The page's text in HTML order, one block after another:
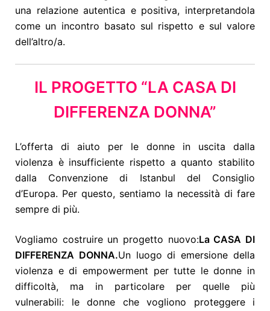
una relazione autentica e positiva, interpretandola
come un incontro basato sul rispetto e sul valore
dell’altro/a.
IL PROGETTO “LA CASA DI
DIFFERENZA DONNA”
L’offerta di aiuto per le donne in uscita dalla
violenza è insufficiente rispetto a quanto stabilito
dalla Convenzione di Istanbul del Consiglio
d’Europa. Per questo, sentiamo la necessità di fare
sempre di più.
Vogliamo costruire un progetto nuovo:La CASA DI
DIFFERENZA DONNA.Un luogo di emersione della
violenza e di empowerment per tutte le donne in
difficoltà, ma in particolare per quelle più
vulnerabili: le donne che vogliono proteggere i